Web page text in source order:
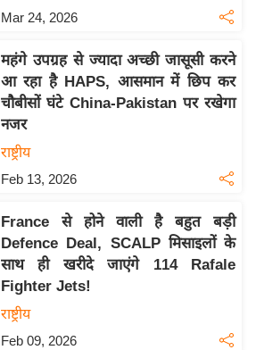
Mar 24, 2026
महंगे उपग्रह से ज्यादा अच्छी जासूसी करने
आ रहा है HAPS, आसमान में छिप कर
चौबीसों घंटे China-Pakistan पर रखेगा
नजर
राष्ट्रीय
Feb 13, 2026
France से होने वाली है बहुत बड़ी
Defence Deal, SCALP मिसाइलों के
साथ ही खरीदे जाएंगे 114 Rafale
Fighter Jets!
राष्ट्रीय
Feb 09, 2026